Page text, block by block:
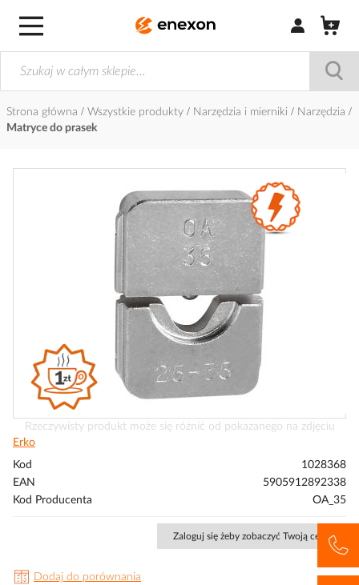
Zaloguj się /
Strona główna Wszystkie produkty Narzędzia i mierniki
Narzędzia
Matryce do prasek
Przejdź
na
początek
Rzeczywisty produkt może się różnić od pokazanego na zdjęciu
Erko
Kod
1028368
EAN
5905912892338
Kod Producenta
OA_35
Zaloguj się żeby zobaczyć Twoją cenę
Dodaj do porównania